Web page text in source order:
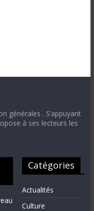
générales . S’appuyant
à ses lecteurs les
Catégories
Actualités
Culture